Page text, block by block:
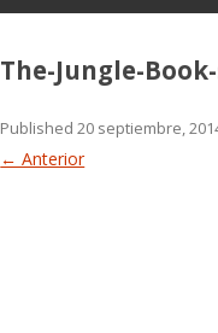
The-Jungle-
Published20 septiembre,
← Anterior